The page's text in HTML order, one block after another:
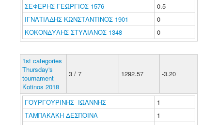
ΣΕΦΕΡΗΣ ΓΕΩΡΓΙΟΣ 1576
0.5
ΙΓΝΑΤΙΑΔΗΣ ΚΩΝΣΤΑΝΤΙΝΟΣ 1901
0
ΚΟΚΟΝΔΥΛΗΣ ΣΤΥΛΙΑΝΟΣ 1348
0
1st categories
Thursday's
tournament
Kotinos 2018
3 / 7 1292.57 -3.20
ΓΟΥΡΓΟΥΡΙΝΗΣ ΙΩΑΝΝΗΣ
1
ΤΑΜΠΑΚΑΚΗ ΔΕΣΠΟΙΝΑ
1